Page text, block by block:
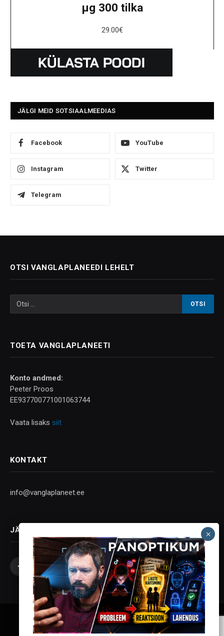
μg 300 tilka
29.00€
JÄLGI MEID SOTSIAALMEEDIAS
Facebook YouTube
Instagram Twitter
Telegram
OTSI VANGLAPLANEEDI LEHELT
TOETA VANGLAPLANEETI
Konto andmed:
Peeter Proos
EE937700771001063744
Vaata lisaks siit
KONTAKT
info@vanglaplaneet.ee
JÄLGI SOTSIAALMEEDIAS
Facebook
X
(Twitter)
InstagramYouTubeTelegram
Vanglaplaneet - Vastupanu Vaim